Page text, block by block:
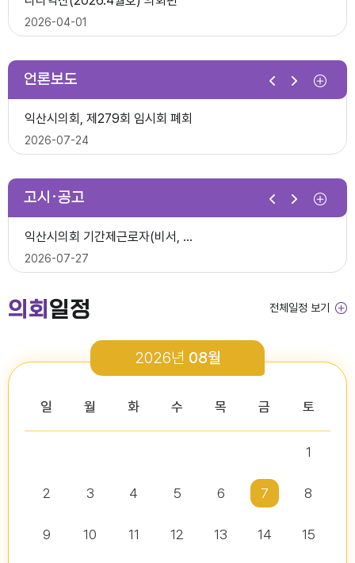
2026년 1분기 홍보예산 운용현황
다다익산(2026.4월호) 의회편
다다익산(2026.1월호) 의회편
2026-07-07
제278회 익산시의회 임시회 의사일정(안)
2026-06-22
2026년 1분기 홍보예산 운용현황
2026-04-08
2026년도 회기운영 계획(변경)
2026-07-07
2026-04-01
다다익산(2026.3월호) 의회편
2026-03-03
다다익산(2026.2월호) 의회편
2026-02-02
다다익산(2026.1월호) 의회편
2025-12-03
언론보도
2026-06-26
익산시의회, 제279회 임시회 폐회
2026-07-24
2026-07-15
익산시의회, 제279회 임시회 개회
2026-07-02
고시·공고
익산시의회 기간제근로자(중증장애 의원 활동보조) 채용 공고
2026-06-30
익산시의회 기간제근로자(비서, 행정보조) 채용 공고
2026-07-27
2026년도 제4회 익산시의회 지방임기제공무원 채용시험 최종합격..
2026-07-10
의회 일정
2026년 08월
일 월 화 수 목 금 토
1
2 3 4 5 6 7 8
9 10 11 12 13 14 15
전체일정 보기